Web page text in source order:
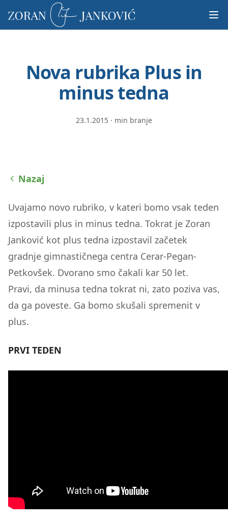
upoštevajte:
To
vključujeNova rubrika Plus in
minus tedna
23.1.2015 · min branje
Nazaj
Uvajamo novo rubriko, v kateri bomo vsak teden
izpostavili plus in minus tedna. Tokrat je Zoran
Janković kot plus tedna izpostavil začetek
gradnje gimnastičnega centra Cerar-Pegan-
Petkovšek. Dvorano smo čakali kar 50 let.
Pravi, da minusa tedna tokrat ni, zato poziva vas,
da ga poveste. Ga bomo skušali spremenit v
plus.
PRVI TEDEN